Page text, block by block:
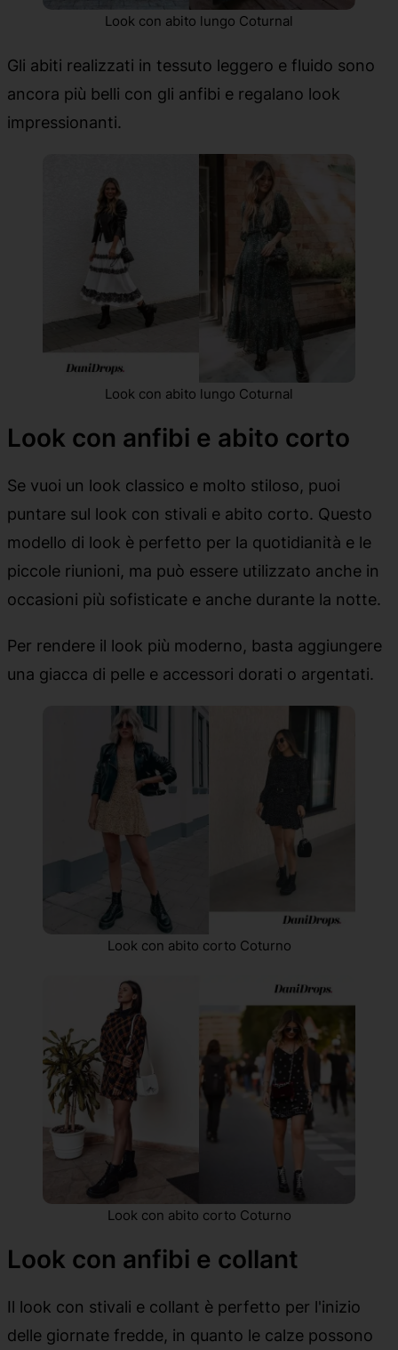
Look con abito lungo Coturnal
Gli abiti realizzati in tessuto leggero e fluido sono
ancora più belli con gli anfibi e regalano look
impressionanti.
Look con abito lungo Coturnal
Look con anfibi e abito corto
Se vuoi un look classico e molto stiloso, puoi
puntare sul look con stivali e abito corto. Questo
modello di look è perfetto per la quotidianità e le
piccole riunioni, ma può essere utilizzato anche in
occasioni più sofisticate e anche durante la notte.
Per rendere il look più moderno, basta aggiungere
una giacca di pelle e accessori dorati o argentati.
Look con abito corto Coturno
Look con abito corto Coturno
Look con anfibi e collant
Il look con stivali e collant è perfetto per l'inizio
delle giornate fredde, in quanto le calze possono